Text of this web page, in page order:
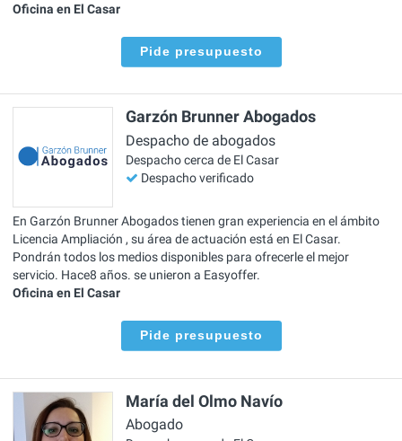
Oficina en El Casar
Pide presupuesto
Garzón Brunner Abogados
Despacho de abogados
Despacho cerca de El Casar
Despacho verificado
En Garzón Brunner Abogados tienen gran experiencia en el ámbito
Licencia Ampliación , su área de actuación está en El Casar.
Pondrán todos los medios disponibles para ofrecerle el mejor
servicio. Hace8 años. se unieron a Easyoffer.
Oficina en El Casar
Pide presupuesto
María del Olmo Navío
Abogado